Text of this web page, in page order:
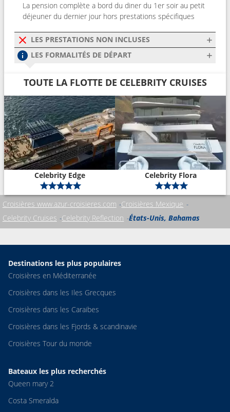
La pension complète a bord du diner du 1er soir au petit
déjeuner du dernier jour hors prestations spécifiques
LES PRESTATIONS NON INCLUSES
LES FORMALITÉS DE DÉPART
TOUTE LA FLOTTE DE CELEBRITY CRUISES
Celebrity Edge Celebrity Flora
Croisières www.azur-croisieres.com Croisières Mexique
Celebrity Cruises Celebrity Reflection États-Unis, Bahamas
Destinations les plus populaires
Croisières en Méditerranée
Croisières dans les Iles Grecques
Croisières dans les Caraibes
Croisières dans les Fjords & scandinavie
Croisières Tour du monde
Bateaux les plus recherchés
Queen mary 2
Costa Smeralda